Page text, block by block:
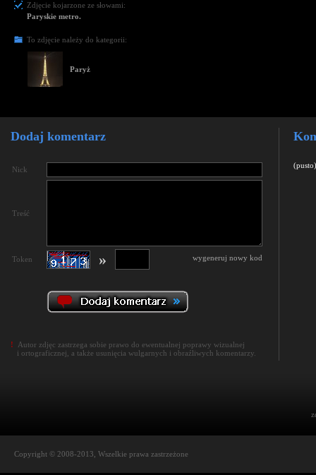
Zdjęcie kojarzone ze słowami:
Paryskie metro.
To zdjęcie należy do kategorii:
Paryż
Dodaj komentarz
Nick
Treść
Token wygeneruj nowy kod
»
! Autor zdjęc zastrzega sobie prawo do ewentualnej poprawy wizualnej
i ortograficznej, a także usunięcia wulgarnych i obraźliwych komentarzy.
(pusto)
Copyright © 2008-2013, Wszelkie prawa zastrzeżone